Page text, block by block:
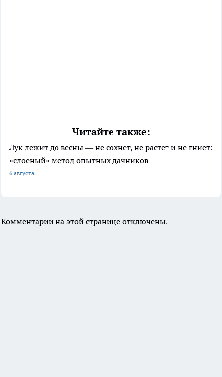
Читайте также:
Лук лежит до весны — не сохнет, не растет и не гниет:
«слоеный» метод опытных дачников
6 августа
Комментарии на этой странице отключены.